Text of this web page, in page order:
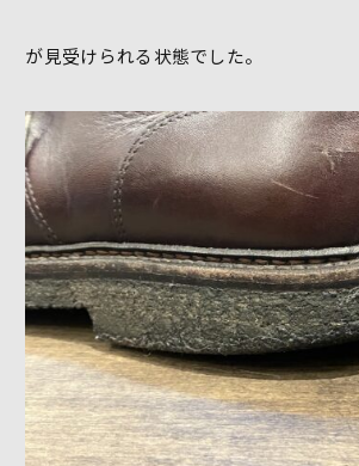
が見受けられる状態でした。